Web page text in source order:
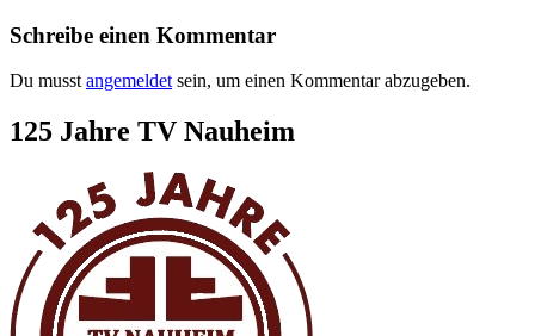
Schreibe einen Kommentar
Du musst angemeldet sein, um einen Kommentar abzugeben.
Zum
Footer
125 Jahre TV Nauheim